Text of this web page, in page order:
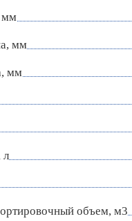
мм
мм
мм
л
объем, м3